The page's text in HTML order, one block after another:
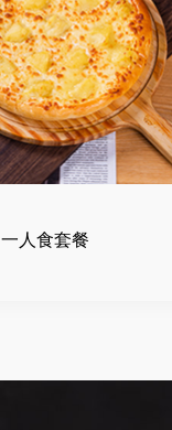
一人食套餐